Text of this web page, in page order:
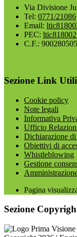
Via Divisione
Tel: 0771/21086
Email:
PEC:
C.F.:
Sezione Link Utili
Cookie policy
Note legali
Informativa
Ufficio
Dichiarazione di
Obiettivi di
Whistleblowing
Gestione
Pagina
Sezione